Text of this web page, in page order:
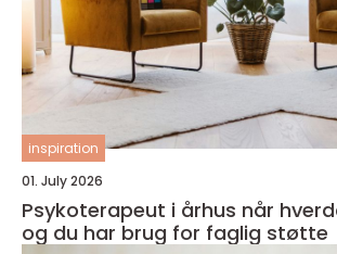
inspiration
01. July 2026
Psykoterapeut i århus når hverdagen slider,
og du har brug for faglig støtte